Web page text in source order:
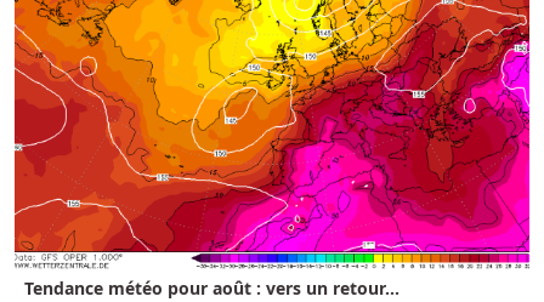
Tendance météo pour août : vers un retour...